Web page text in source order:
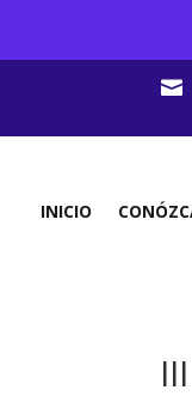

INICIO